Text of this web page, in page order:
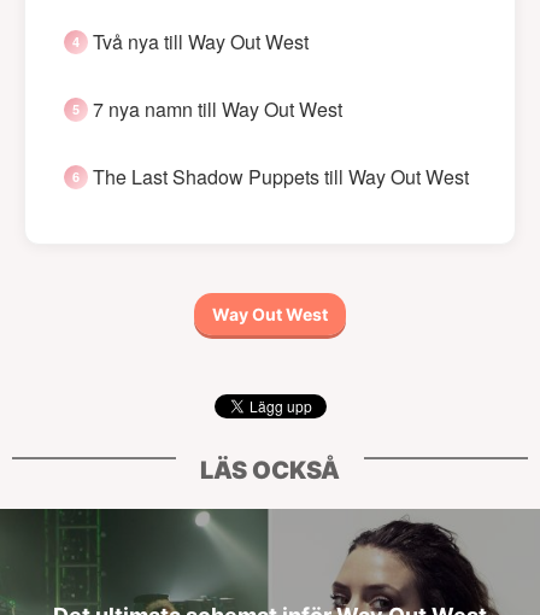
Två nya till Way Out West
7 nya namn till Way Out West
The Last Shadow Puppets till Way Out West
Way Out West
LÄS OCKSÅ